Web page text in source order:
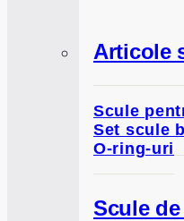
Articole
Scule
Set scule
O-ring-uri
Scule